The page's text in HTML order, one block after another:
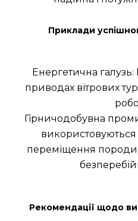
Приклади
Енергетична галузь:
приводах вітрових
Гірничодобувна
переміщення
Рекомендації щодо